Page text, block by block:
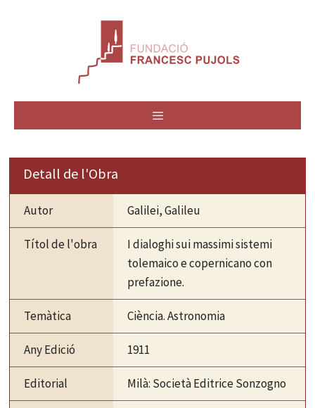
Detall de l'Obra
Autor Galilei, Galileu
Títol de l'obra
I dialoghi sui massimi sistemi
tolemaico e copernicano con
prefazione.
Temàtica Ciència. Astronomia
Any Edició 1911
Editorial Milà: Società Editrice Sonzogno